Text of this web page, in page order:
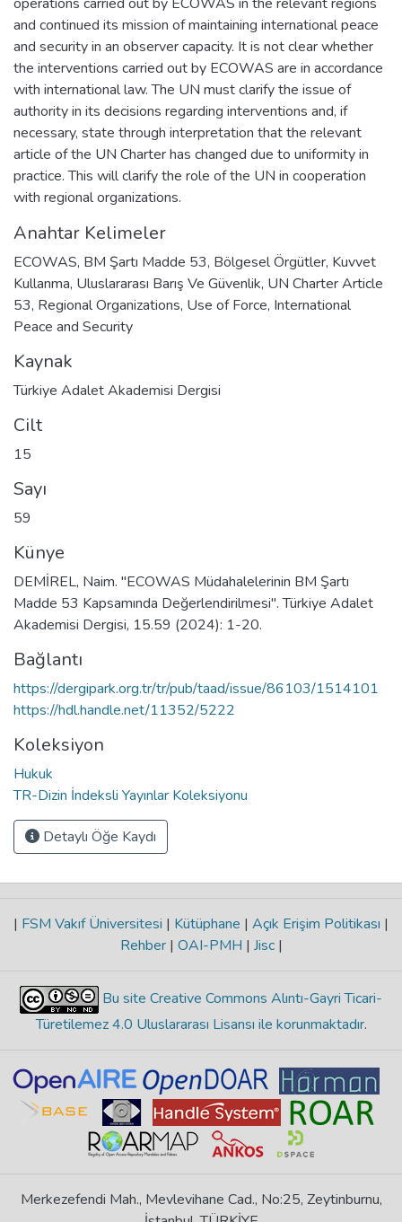
and continued its mission of maintaining international peace
and security in an observer capacity. It is not clear whether
the interventions carried out by ECOWAS are in accordance
with international law. The UN must clarify the issue of
authority in its decisions regarding interventions and, if
necessary, state through interpretation that the relevant
article of the UN Charter has changed due to uniformity in
practice. This will clarify the role of the UN in cooperation
with regional organizations.
Anahtar Kelimeler
ECOWAS, BM Şartı Madde 53, Bölgesel Örgütler, Kuvvet
Kullanma, Uluslararası Barış Ve Güvenlik, UN Charter Article
53, Regional Organizations, Use of Force, International
Peace and Security
Kaynak
Türkiye Adalet Akademisi Dergisi
Cilt
15
Sayı
59
Künye
DEMİREL, Naim. "ECOWAS Müdahalelerinin BM Şartı
Madde 53 Kapsamında Değerlendirilmesi". Türkiye Adalet
Akademisi Dergisi, 15.59 (2024): 1-20.
Bağlantı
https://dergipark.org.tr/tr/pub/taad/issue/86103/1514101
https://hdl.handle.net/11352/5222
Koleksiyon
Hukuk
TR-Dizin İndeksli Yayınlar Koleksiyonu
Detaylı Öğe Kaydı
| FSM Vakıf Üniversitesi | Kütüphane | Açık Erişim Politikası |
Rehber | OAI-PMH | Jisc |
Bu site Creative Commons Alıntı-Gayri Ticari-
Türetilemez 4.0 Uluslararası Lisansı ile korunmaktadır.
Merkezefendi Mah., Mevlevihane Cad., No:25, Zeytinburnu,